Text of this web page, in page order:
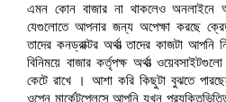
এমন কোন বাজার না থাকলেও
যেগুলোতে আপনার জন্য অপেক্ষা করছে
তাদের কনড্রাক্টর অর্থাত্‍ তাদের কাজটা আপনি
বিনিময়ে বাজার কর্তৃপক্ষ অর্থাত্‍ ওয়েবসাইটগুলো
কেটে রাখে । আশা করি কিছুটা বুঝতে
ওপেন মার্কেটপ্লেসে আপনি যখন